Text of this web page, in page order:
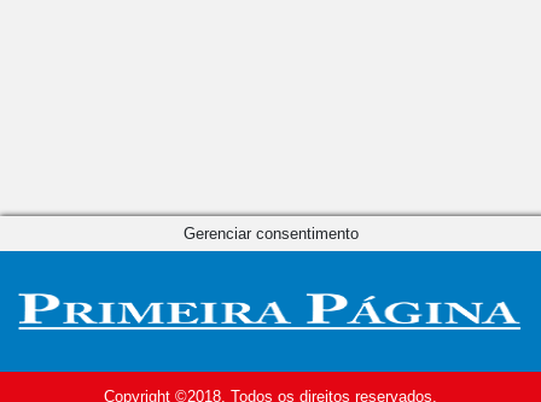
Copyright ©2018. Todos os direitos reservados.
Gerenciar consentimento